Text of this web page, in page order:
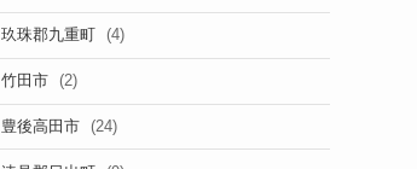
玖珠郡九重町 (4)
竹田市 (2)
豊後高田市 (24)